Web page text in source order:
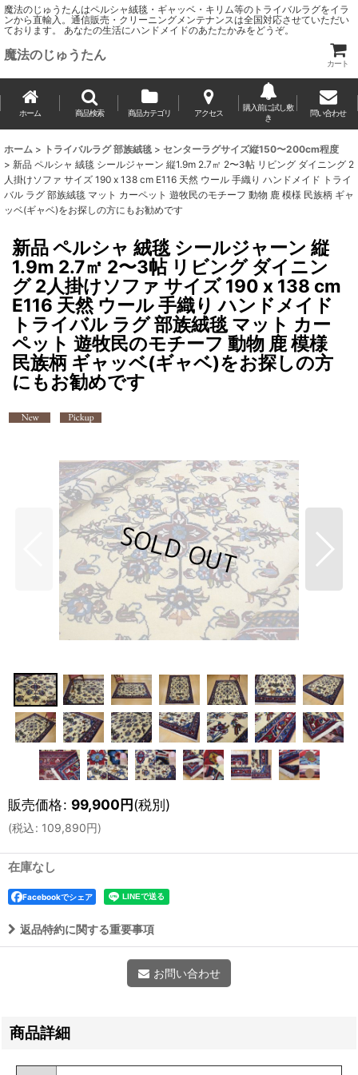
魔法のじゅうたんはペルシャ絨毯・ギャッベ・キリム等のトライバルラグをイラ
ンから直輸入。通信販売・クリーニングメンテナンスは全国対応させていただい
ております。 あなたの生活にハンドメイドのあたたかみをどうぞ。
魔法のじゅうたん
カート
ホーム 商品検索 商品カテゴリ アクセス
購入前に試し敷
き
問い合わせ
ホーム > トライバルラグ 部族絨毯 > センターラグサイズ縦150〜200cm程度
> 新品 ペルシャ 絨毯 シールジャーン 縦1.9m 2.7㎡ 2〜3帖 リビング ダイニング 2
人掛けソファ サイズ 190 x 138 cm E116 天然 ウール 手織り ハンドメイド トライ
バル ラグ 部族絨毯 マット カーペット 遊牧民のモチーフ 動物 鹿 模様 民族柄 ギャ
ッベ(ギャベ)をお探しの方にもお勧めです
新品 ペルシャ 絨毯 シールジャーン 縦
1.9m 2.7㎡ 2〜3帖 リビング ダイニン
グ 2人掛けソファ サイズ 190 x 138 cm
E116 天然 ウール 手織り ハンドメイド
トライバル ラグ 部族絨毯 マット カー
ペット 遊牧民のモチーフ 動物 鹿 模様
民族柄 ギャッベ(ギャベ)をお探しの方
にもお勧めです
販売価格: 99,900円(税別)
(税込: 109,890円)
在庫なし
Facebookでシェア
返品特約に関する重要事項
お問い合わせ
商品詳細